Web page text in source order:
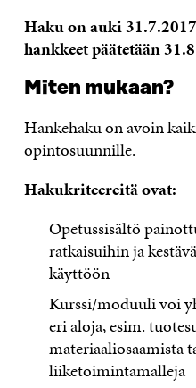
Haku on auki
hankkeet päätetään
Miten mukaan?
Hankehaku on avoin
opintosuunnille.
Hakukriteereitä ovat:
Opetussisältö
ratkaisuihin ja
käyttöön
Kurssi/moduuli voi
eri aloja, esim.
materiaaliosaamista
liiketoimintamalleja